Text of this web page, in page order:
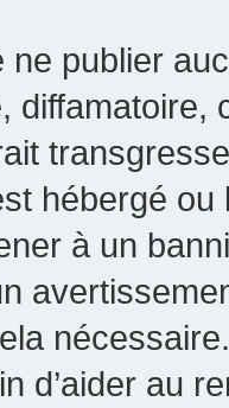
ne publier
diffamatoire,
hébergé
à un
d’aider au